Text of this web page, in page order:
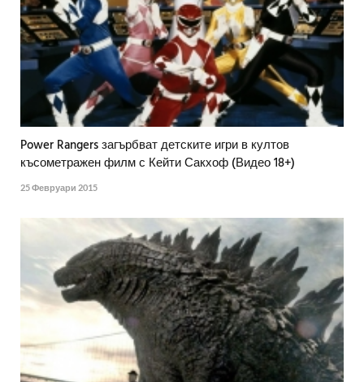
Power Rangers загърбват детските игри в култов
късометражен филм с Кейти Сакхоф (Видео 18+)
25 Февруари 2015